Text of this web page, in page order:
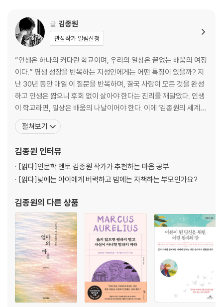
솔직하게 말하면 단단해져요
‘덕분에’라는 안경을 쓰면
말하는 대로 기분도 변해요
흙과 모래와 바다를 만나면
언젠가는 다 잘될 거야
내 생각도 한번 들어 볼래?
네가 가진 것도 멋져
열심히 뛴 나를 칭찬해
나는 지금 잘하고 있어
변함없이 좋은 친구
맺음말-나를 지켜 주는 ‘따뜻한 말’의 힘
글 김종원
관심작가 알림신청
“인생은 하나의 커다란 학교이며, 우리의 일상은 끝없는 배움의 여정
이다.” 평생 성장을 반복하는 지성인에게는 어떤 특징이 있을까? 지
난 30년 동안 매일 이 질문을 반복하며, 결국 사랑이 모든 것을 완성
하고 인생은 짧으니 후회 없이 살아야 한다는 진리를 깨달았다. 인생
이 학교라면, 일상은 배움의 나날이어야 한다. 이에 ‘김종원의 세계철
학전집’을 구상했고, 괴테를 시작으로 그 농밀한 여정을 이어가고 있
다. 저서로는 《너에게 들려주는 단단한 말》, 《글은 어떻게 삶이 되는
한계이다》, 《나의 현재만이 나의 유
펼쳐보기
김종원 인터뷰
[읽다]인문학 멘토 김종원 작가가 추천하는 마음 공부
[읽다]낮에는 아이에게 버럭하고 밤에는 자책하는 부모인가요?
김종원의 다른 상품